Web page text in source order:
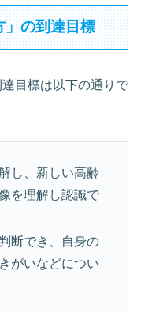
」の到達目標
目標は以下の通りで
し、新しい高齢
を理解し認識で
断でき、自身の
がいなどについ